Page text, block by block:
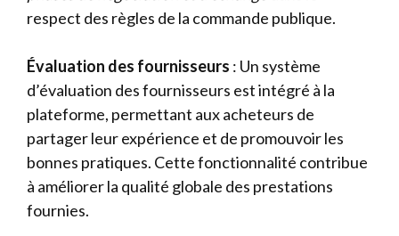
respect des règles de la commande publique.
Évaluation des fournisseurs : Un système
d’évaluation des fournisseurs est intégré à la
plateforme, permettant aux acheteurs de
partager leur expérience et de promouvoir les
bonnes pratiques. Cette fonctionnalité contribue
à améliorer la qualité globale des prestations
fournies.